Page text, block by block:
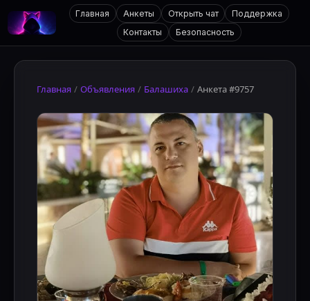
Главная Анкеты Открыть чат
Поддержка
Контакты
Безопасность
Главная / Объявления / Балашиха / Анкета #9757